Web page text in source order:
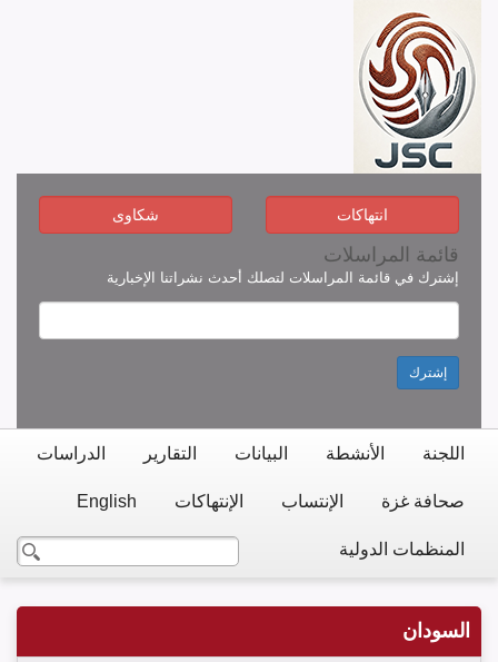
انتهاكات شكاوى
قائمة المراسلات
إشترك في قائمة المراسلات لتصلك أحدث نشراتنا الإخبارية
إشترك
اللجنة الأنشطة البيانات التقارير الدراسات
صحافة غزة الإنتساب الإنتهاكات English
المنظمات الدولية
السودان